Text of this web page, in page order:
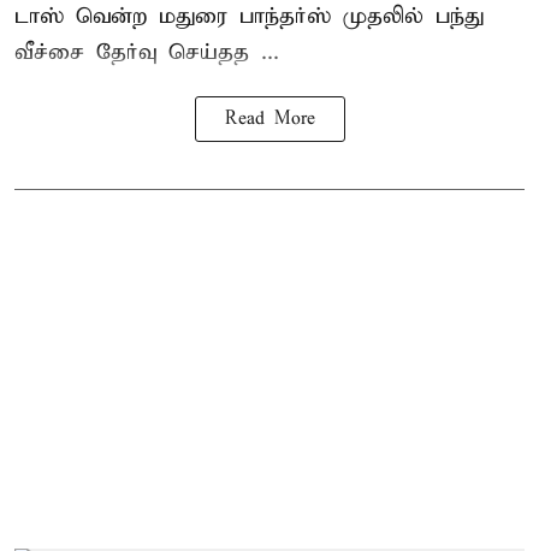
டாஸ் வென்ற மதுரை பாந்தர்ஸ் முதலில் பந்து
வீச்சை தேர்வு செய்தத ...
Read More